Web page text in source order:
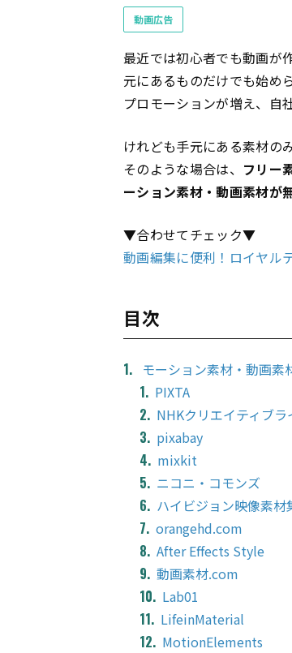
動画広告
最近では初心者でも動画が
元にあるものだけでも始め
プロモーションが増え、自
けれども手元にある素材の
そのような場合は、 フリー
ーション素材・動画素材が
▼合わせてチェック▼
動画編集に便利！ロイヤル
目次
モーション素材・動画素
PIXTA
NHKクリエイティブラ
pixabay
mixkit
ニコニ・コモンズ
ハイビジョン映像素材
orangehd.com
After Effects Style
動画素材.com
Lab01
LifeinMaterial
MotionElements